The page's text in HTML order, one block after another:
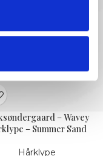
– Wavey
– Summer Sand
Hårklype